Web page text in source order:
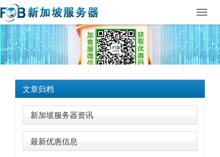
文章归档
新加坡服务器资讯
最新优惠信息